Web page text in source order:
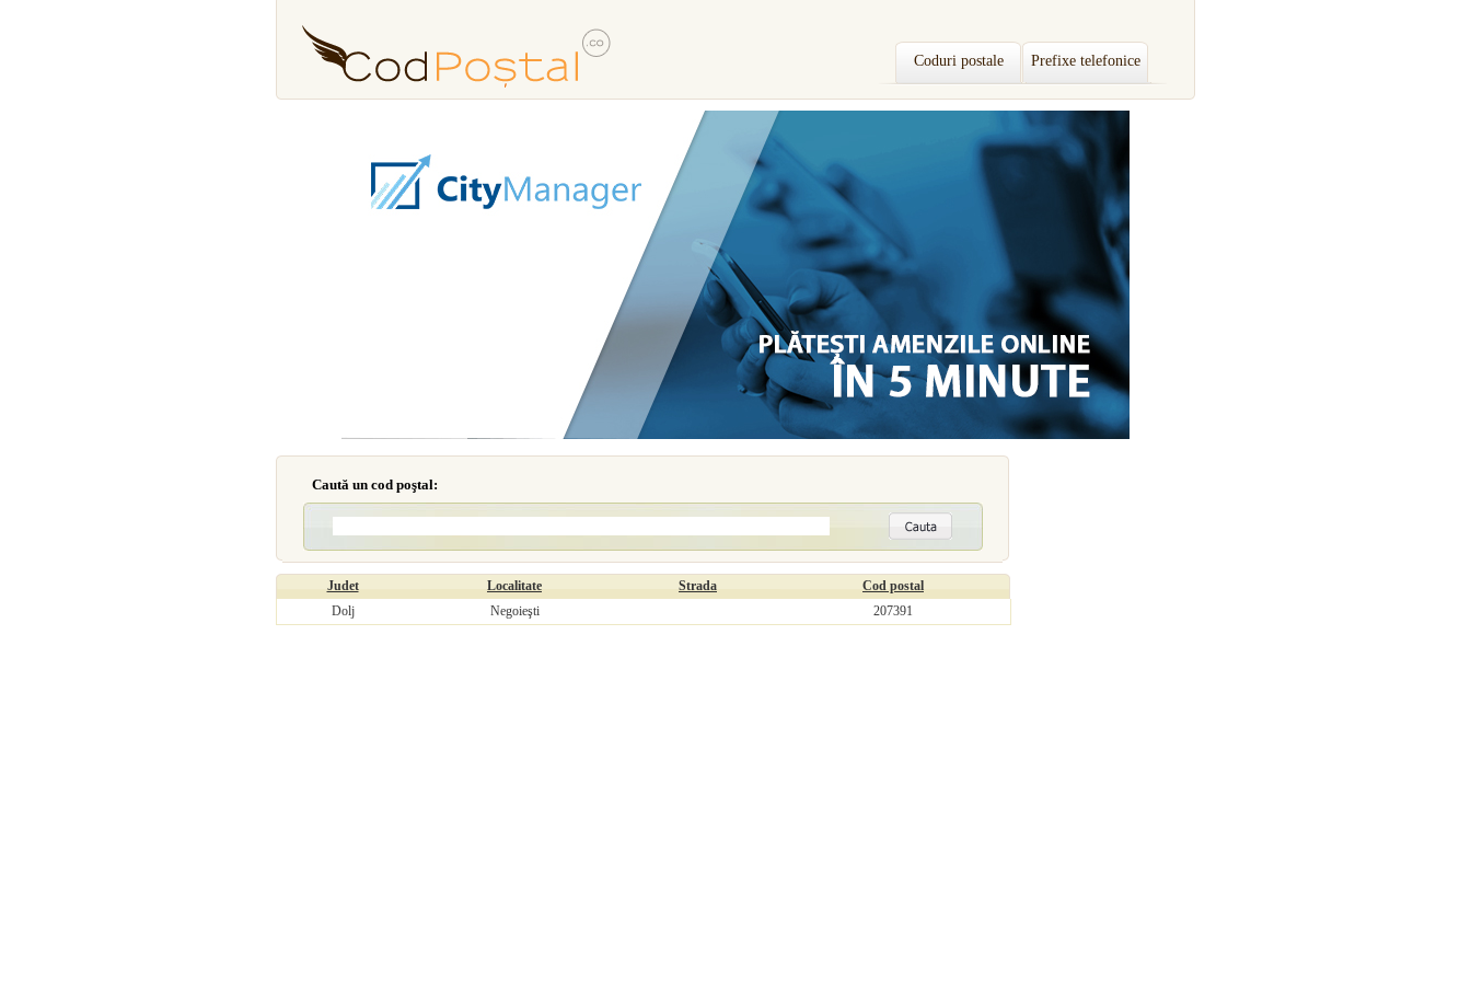
Coduri postale Prefixe telefonice
Caută un cod poştal:
Judet Localitate Strada
Cod postal
Dolj
Negoieşti 207391